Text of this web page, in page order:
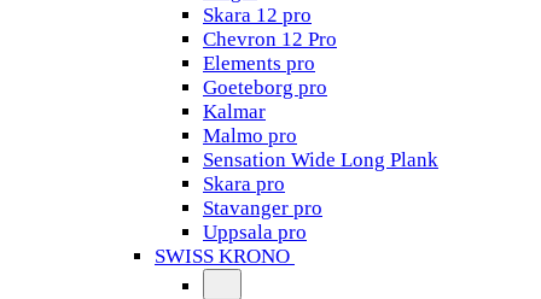
Skara 12 pro
Chevron 12 Pro
Elements pro
Goeteborg pro
Kalmar
Malmo pro
Sensation Wide Long Plank
Skara pro
Stavanger pro
Uppsala pro
SWISS KRONO